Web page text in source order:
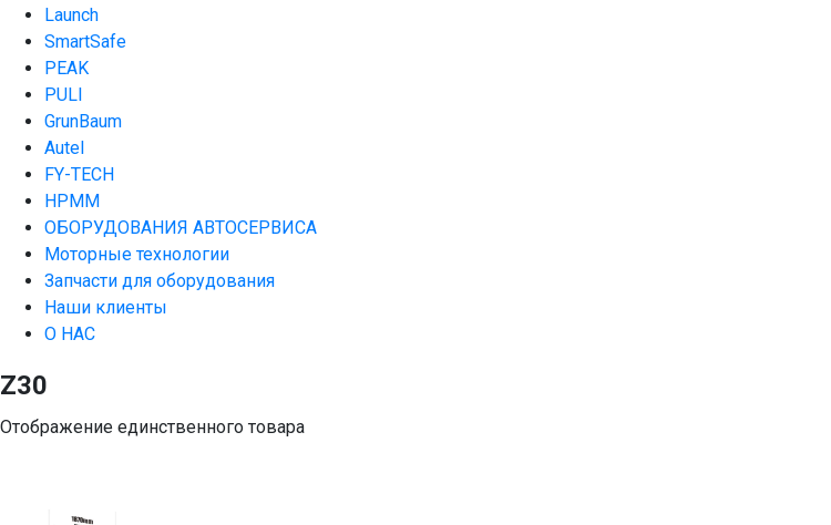
Launch
SmartSafe
PEAK
PULI
GrunBaum
Autel
FY-TECH
HPMM
ОБОРУДОВАНИЯ АВТОСЕРВИСА
Моторные технологии
Запчасти для оборудования
Наши клиенты
О НАС
Z30
Отображение единственного товара